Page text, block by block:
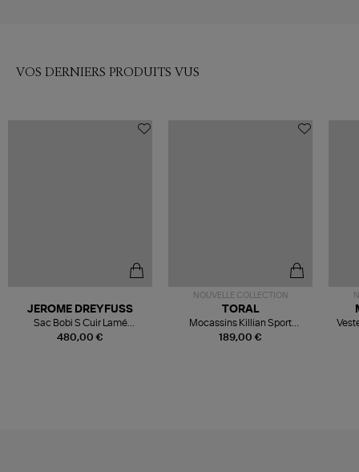
VOS DERNIERS PRODUITS VUS
480,00 €
JEROME DREYFUSS
Sac Bobi S Cuir Lamé
Champagne
NOUVELLE COLLECTION
189,00 €
TORAL
Mocassins Killian Sport
Mousse